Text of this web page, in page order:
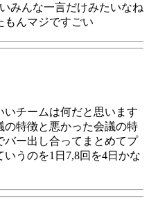
みんな一言だけみたいなね
もんマジですごい
いチームは何だと思います
特徴と悪かった会議の特
ー出し合ってまとめてプ
うのを1日7,8回を4日かな